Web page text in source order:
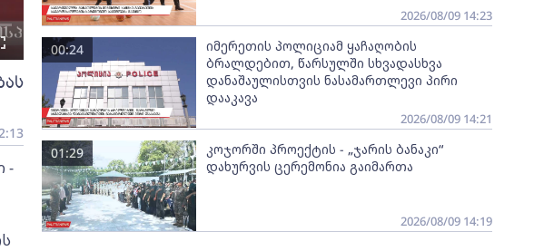
-
2026/08/09 14:23
იმერეთის პოლიციამ ყაჩაღობის
ბრალდებით, წარსულში სხვადასხვა
დანაშაულისთვის ნასამართლევი პირი
დააკავა
00:24
2026/08/09 14:21
კოჯორში პროექტის - „ჯარის ბანაკი“
დახურვის ცერემონია გაიმართა
01:29
2026/08/09 14:19